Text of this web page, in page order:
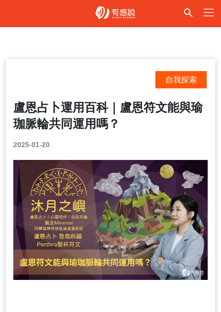
盧恩占卜運用百科｜盧恩符文能與瑜
珈脈輪共同運用嗎？
自我探索
2025-01-20